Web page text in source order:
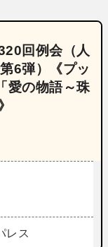
回例会（人
6弾）《プッ
愛の物語～珠
レス